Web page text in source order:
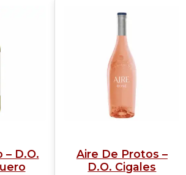
D.O.
Aire De Protos –
D.O. Cigales